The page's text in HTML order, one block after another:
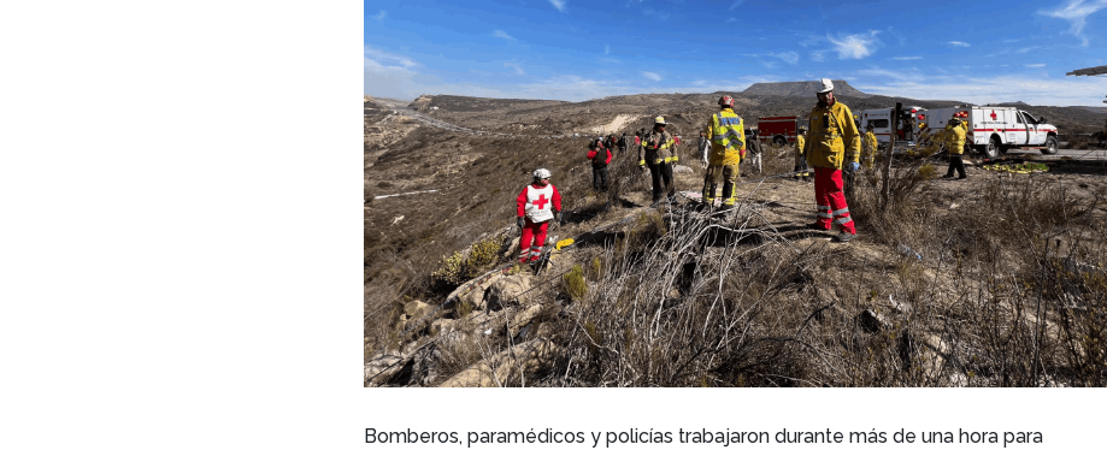
Bomberos, paramédicos y policías trabajaron durante más de una hora para